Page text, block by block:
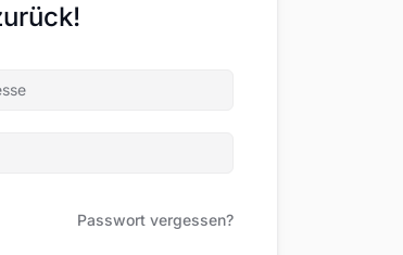
Passwort vergessen?